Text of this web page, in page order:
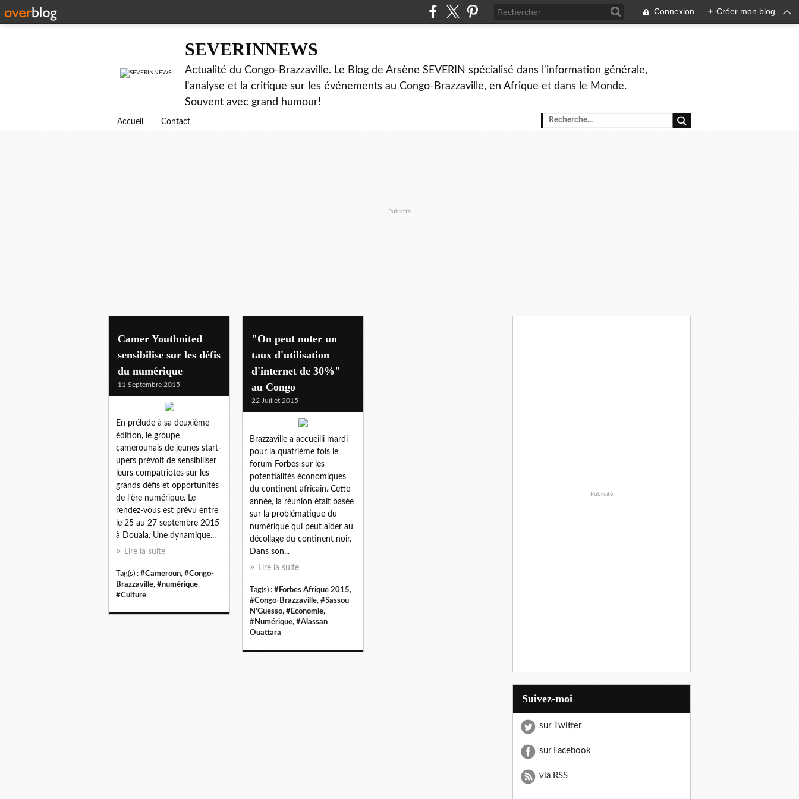
Connexion + Créer mon blog
SEVERINNEWS
Actualité du Congo-Brazzaville. Le Blog de Arsène SEVERIN spécialisé dans l'information générale,
l'analyse et la critique sur les événements au Congo-Brazzaville, en Afrique et dans le Monde.
Souvent avec grand humour!
Accueil Contact
Publicité
numerique
Camer Youthnited
sensibilise sur les défis
du numérique
11 Septembre 2015
En prélude à sa deuxième
édition, le groupe
camerounais de jeunes start-
upers prévoit de sensibiliser
leurs compatriotes sur les
grands défis et opportunités
de l’ère numérique. Le
rendez-vous est prévu entre
le 25 au 27 septembre 2015
à Douala. Une dynamique...
Lire la suite
Tag(s) : #Cameroun, #Congo-
Brazzaville, #numérique,
#Culture
"On peut noter un
taux d'utilisation
d'internet de 30%"
au Congo
22 Juillet 2015
Brazzaville a accueilli mardi
pour la quatrième fois le
forum Forbes sur les
potentialités économiques
du continent africain. Cette
année, la réunion était basée
sur la problématique du
numérique qui peut aider au
décollage du continent noir.
Dans son...
Lire la suite
Tag(s) : #Forbes Afrique 2015,
#Congo-Brazzaville, #Sassou
N'Guesso, #Economie,
#Numérique, #Alassan
Ouattara
Publicité
Suivez-moi
sur Twitter
sur Facebook
via RSS